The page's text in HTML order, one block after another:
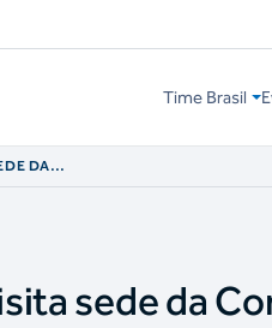
Time Brasil
DA
sede da